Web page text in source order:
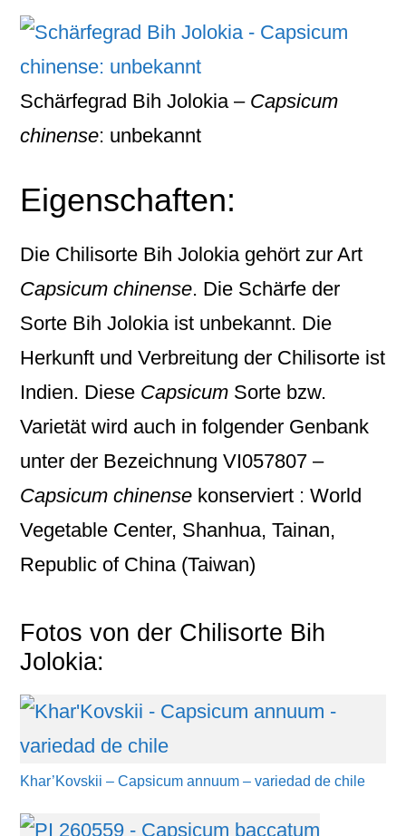
Schärfegrad Bih Jolokia – Capsicum
chinense: unbekannt
Eigenschaften:
Die Chilisorte Bih Jolokiagehört zur Art
Capsicum chinense. Die Schärfe der
Sorte Bih Jolokia ist unbekannt. Die
Herkunft und Verbreitung der Chilisorte ist
Indien. Diese Capsicum Sorte bzw.
Varietät wird auch in folgender Genbank
unter der BezeichnungVI057807 –
Capsicum chinense konserviert : World
Vegetable Center, Shanhua, Tainan,
Republic of China (Taiwan)
Fotos von der Chilisorte Bih
Jolokia:
Khar’Kovskii – Capsicum annuum – variedad de chile